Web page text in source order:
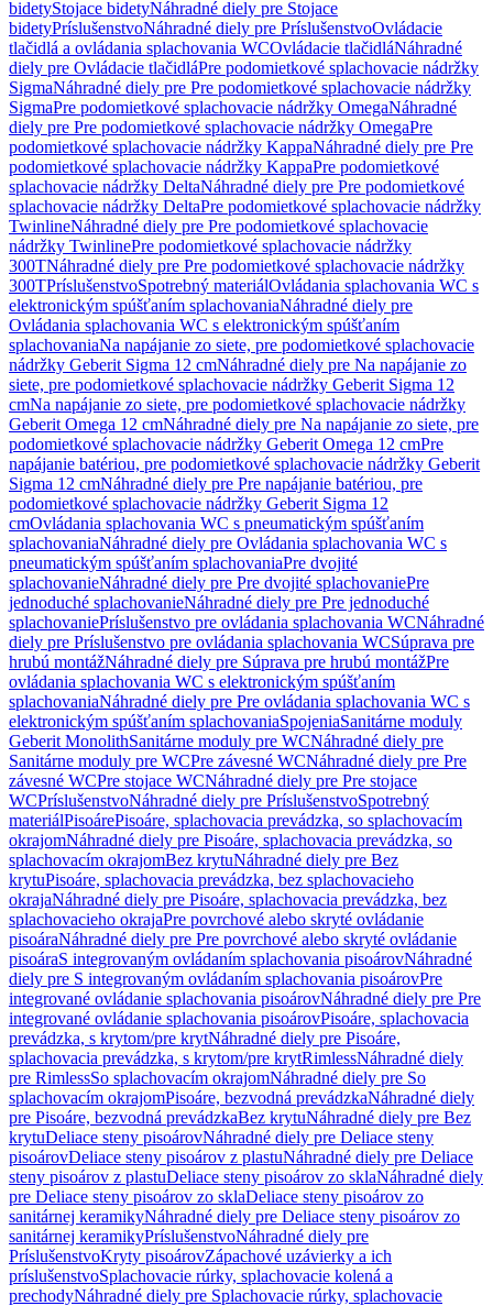
bidetyStojace bidetyNáhradné diely pre Stojace
bidetyPríslušenstvoNáhradné diely pre PríslušenstvoOvládacie
tlačidlá a ovládania splachovania WCOvládacie tlačidláNáhradné
diely pre Ovládacie tlačidláPre podomietkové splachovacie nádržky
SigmaNáhradné diely pre Pre podomietkové splachovacie nádržky
SigmaPre podomietkové splachovacie nádržky OmegaNáhradné
diely pre Pre podomietkové splachovacie nádržky OmegaPre
podomietkové splachovacie nádržky KappaNáhradné diely pre Pre
podomietkové splachovacie nádržky KappaPre podomietkové
splachovacie nádržky DeltaNáhradné diely pre Pre podomietkové
splachovacie nádržky DeltaPre podomietkové splachovacie nádržky
TwinlineNáhradné diely pre Pre podomietkové splachovacie
nádržky TwinlinePre podomietkové splachovacie nádržky
300TNáhradné diely pre Pre podomietkové splachovacie nádržky
300TPríslušenstvoSpotrebný materiálOvládania splachovania WC s
elektronickým spúšťaním splachovaniaNáhradné diely pre
Ovládania splachovania WC s elektronickým spúšťaním
splachovaniaNa napájanie zo siete, pre podomietkové splachovacie
nádržky Geberit Sigma 12 cmNáhradné diely pre Na napájanie zo
siete, pre podomietkové splachovacie nádržky Geberit Sigma 12
cmNa napájanie zo siete, pre podomietkové splachovacie nádržky
Geberit Omega 12 cmNáhradné diely pre Na napájanie zo siete, pre
podomietkové splachovacie nádržky Geberit Omega 12 cmPre
napájanie batériou, pre podomietkové splachovacie nádržky Geberit
Sigma 12 cmNáhradné diely pre Pre napájanie batériou, pre
podomietkové splachovacie nádržky Geberit Sigma 12
cmOvládania splachovania WC s pneumatickým spúšťaním
splachovaniaNáhradné diely pre Ovládania splachovania WC s
pneumatickým spúšťaním splachovaniaPre dvojité
splachovanieNáhradné diely pre Pre dvojité splachovaniePre
jednoduché splachovanieNáhradné diely pre Pre jednoduché
splachovaniePríslušenstvo pre ovládania splachovania WCNáhradné
diely pre Príslušenstvo pre ovládania splachovania WCSúprava pre
hrubú montážNáhradné diely pre Súprava pre hrubú montážPre
ovládania splachovania WC s elektronickým spúšťaním
splachovaniaNáhradné diely pre Pre ovládania splachovania WC s
elektronickým spúšťaním splachovaniaSpojeniaSanitárne moduly
Geberit MonolithSanitárne moduly pre WCNáhradné diely pre
Sanitárne moduly pre WCPre závesné WCNáhradné diely pre Pre
závesné WCPre stojace WCNáhradné diely pre Pre stojace
WCPríslušenstvoNáhradné diely pre PríslušenstvoSpotrebný
materiálPisoárePisoáre, splachovacia prevádzka, so splachovacím
okrajomNáhradné diely pre Pisoáre, splachovacia prevádzka, so
splachovacím okrajomBez krytuNáhradné diely pre Bez
krytuPisoáre, splachovacia prevádzka, bez splachovacieho
okrajaNáhradné diely pre Pisoáre, splachovacia prevádzka, bez
splachovacieho okrajaPre povrchové alebo skryté ovládanie
pisoáraNáhradné diely pre Pre povrchové alebo skryté ovládanie
pisoáraS integrovaným ovládaním splachovania pisoárovNáhradné
diely pre S integrovaným ovládaním splachovania pisoárovPre
integrované ovládanie splachovania pisoárovNáhradné diely pre Pre
integrované ovládanie splachovania pisoárovPisoáre, splachovacia
prevádzka, s krytom/pre krytNáhradné diely pre Pisoáre,
splachovacia prevádzka, s krytom/pre krytRimlessNáhradné diely
pre RimlessSo splachovacím okrajomNáhradné diely pre So
splachovacím okrajomPisoáre, bezvodná prevádzkaNáhradné diely
pre Pisoáre, bezvodná prevádzkaBez krytuNáhradné diely pre Bez
krytuDeliace steny pisoárovNáhradné diely pre Deliace steny
pisoárovDeliace steny pisoárov z plastuNáhradné diely pre Deliace
steny pisoárov z plastuDeliace steny pisoárov zo sklaNáhradné diely
pre Deliace steny pisoárov zo sklaDeliace steny pisoárov zo
sanitárnej keramikyNáhradné diely pre Deliace steny pisoárov zo
sanitárnej keramikyPríslušenstvoNáhradné diely pre
PríslušenstvoKryty pisoárovZápachové uzávierky a ich
príslušenstvoSplachovacie rúrky, splachovacie kolená a
prechodyNáhradné diely pre Splachovacie rúrky, splachovacie